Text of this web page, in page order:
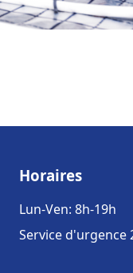
Horaires
Lun-Ven: 8h-19h
Service d'urgence